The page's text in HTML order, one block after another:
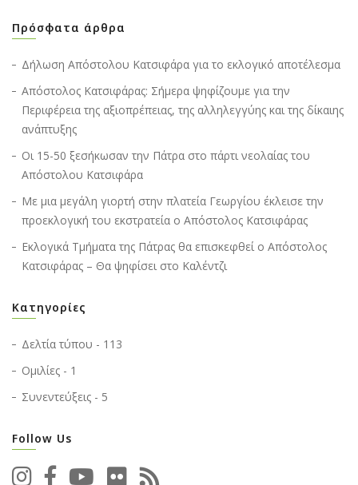
Πρόσφατα άρθρα
Δήλωση Απόστολου Κατσιφάρα για το εκλογικό αποτέλεσμα
Απόστολος Κατσιφάρας: Σήμερα ψηφίζουμε για την
Περιφέρεια της αξιοπρέπειας, της αλληλεγγύης και της δίκαιης
ανάπτυξης
Οι 15-50 ξεσήκωσαν την Πάτρα στο πάρτι νεολαίας του
Απόστολου Κατσιφάρα
Με μια μεγάλη γιορτή στην πλατεία Γεωργίου έκλεισε την
προεκλογική του εκστρατεία ο Απόστολος Κατσιφάρας
Εκλογικά Τμήματα της Πάτρας θα επισκεφθεί ο Απόστολος
Κατσιφάρας – Θα ψηφίσει στο Καλέντζι
Κατηγορίες
Δελτία τύπου - 113
Ομιλίες - 1
Συνεντεύξεις - 5
Follow Us